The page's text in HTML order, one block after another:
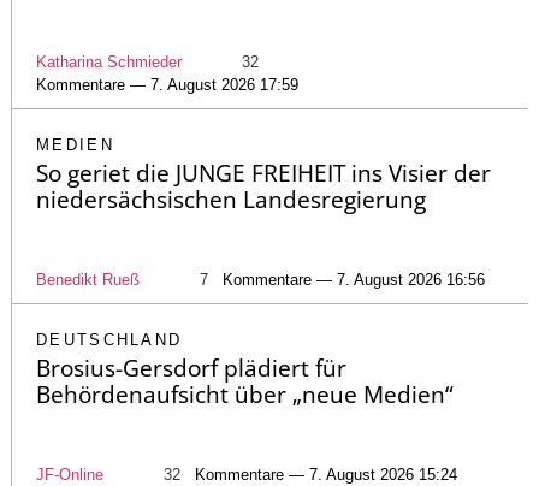
Katharina Schmieder
32
Kommentare — 7. August 2026 17:59
MEDIEN
So geriet die JUNGE FREIHEIT ins Visier der
niedersächsischen Landesregierung
Benedikt Rueß 7 Kommentare — 7. August 2026 16:56
DEUTSCHLAND
Brosius-Gersdorf plädiert für
Behördenaufsicht über „neue Medien“
JF-Online 32 Kommentare — 7. August 2026 15:24